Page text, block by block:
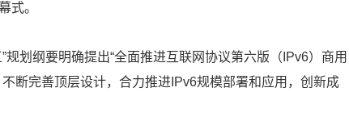
式。
划纲要明确提出“全面推进互联网协议第六版（IPv6）商用
断完善顶层设计，合力推进IPv6规模部署和应用，创新成